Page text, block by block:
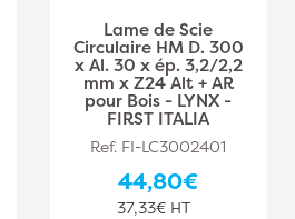
Lame de Scie
Circulaire HM D. 300
x Al. 30 x ép. 3,2/2,2
mm x Z24 Alt + AR
pour Bois - LYNX -
FIRST ITALIA
Ref. FI-LC3002401
44,80€
37,33€ HT